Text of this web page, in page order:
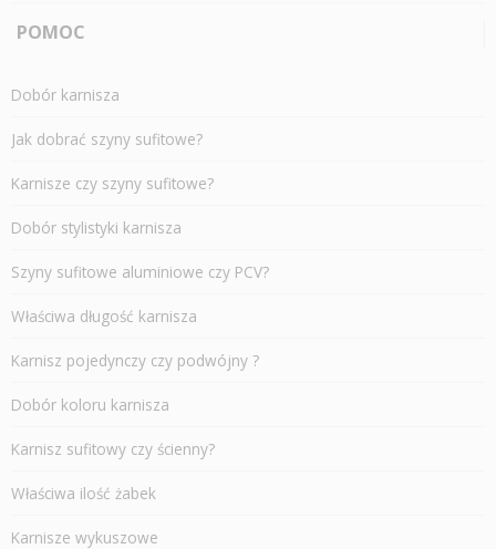
POMOC
Dobór karnisza
Jak dobrać szyny sufitowe?
Karnisze czy szyny sufitowe?
Dobór stylistyki karnisza
Szyny sufitowe aluminiowe czy PCV?
Właściwa długość karnisza
Karnisz pojedynczy czy podwójny ?
Dobór koloru karnisza
Karnisz sufitowy czy ścienny?
Właściwa ilość żabek
Karnisze wykuszowe